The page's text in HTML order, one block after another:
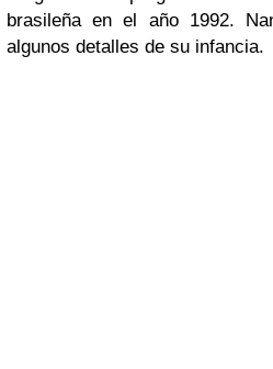
brasileña en el año 1992.
algunos detalles de su infancia.